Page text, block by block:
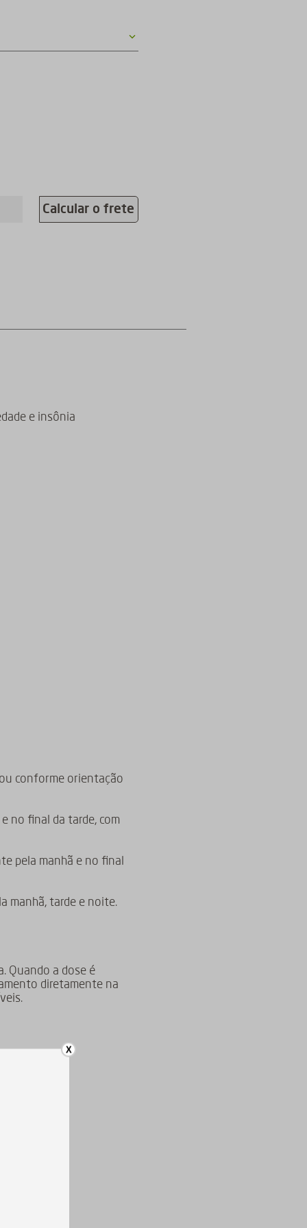
Calcular o frete
e insônia
conforme orientação
no final da tarde, com
pela manhã e no final
manhã, tarde e noite.
Quando a dose é
diretamente na
X